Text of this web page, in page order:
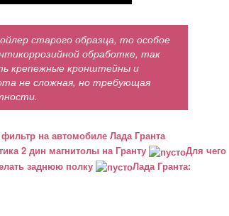
старого образца, то особое
обработке, так
крепежные кронштейны и
не сложная, но требующая
на автомобиле Лада Гранта
2 дин магнитолы на Гранту
Для чего
заднюю полку
Лада Гранта: